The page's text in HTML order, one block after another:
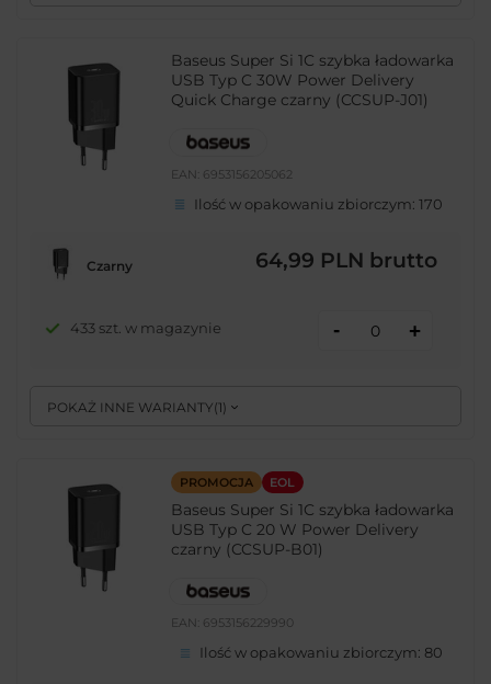
Baseus Super Si 1C szybka ładowarka
USB Typ C 30W Power Delivery
Quick Charge czarny (CCSUP-J01)
EAN: 6953156205062
Ilość w opakowaniu zbiorczym:170
POKAŻ INNE WARIANTY( 1)
Czarny 64,99 PLN brutto
433 szt. w magazynie - +
PROMOCJA EOL
Baseus Super Si 1C szybka ładowarka
USB Typ C 20 W Power Delivery
czarny (CCSUP-B01)
EAN: 6953156229990
Ilość w opakowaniu zbiorczym: 80